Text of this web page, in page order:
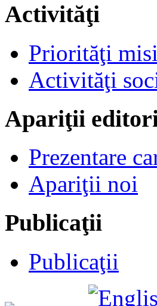
Activităţi
Priorităţi
Activităţi
Apariţii
Prezentare
Apariţii noi
Publicaţii
Publicaţii